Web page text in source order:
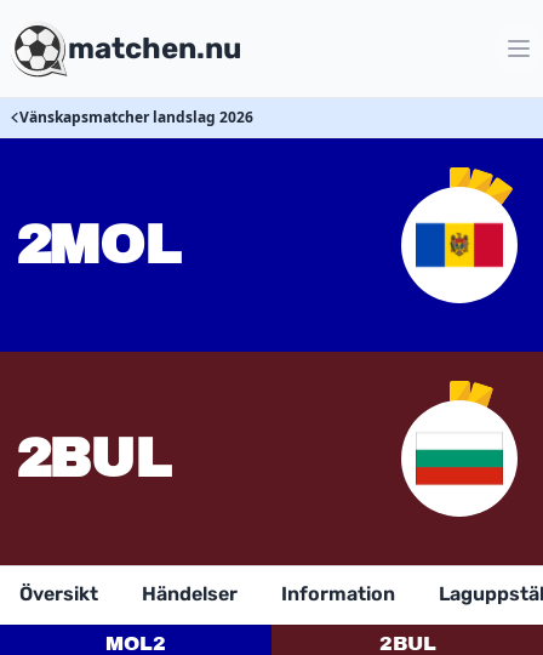
matchen.nu
Vänskapsmatcher landslag 2026
2MOL
2BUL
Översikt Händelser Information
MOL2 2BUL